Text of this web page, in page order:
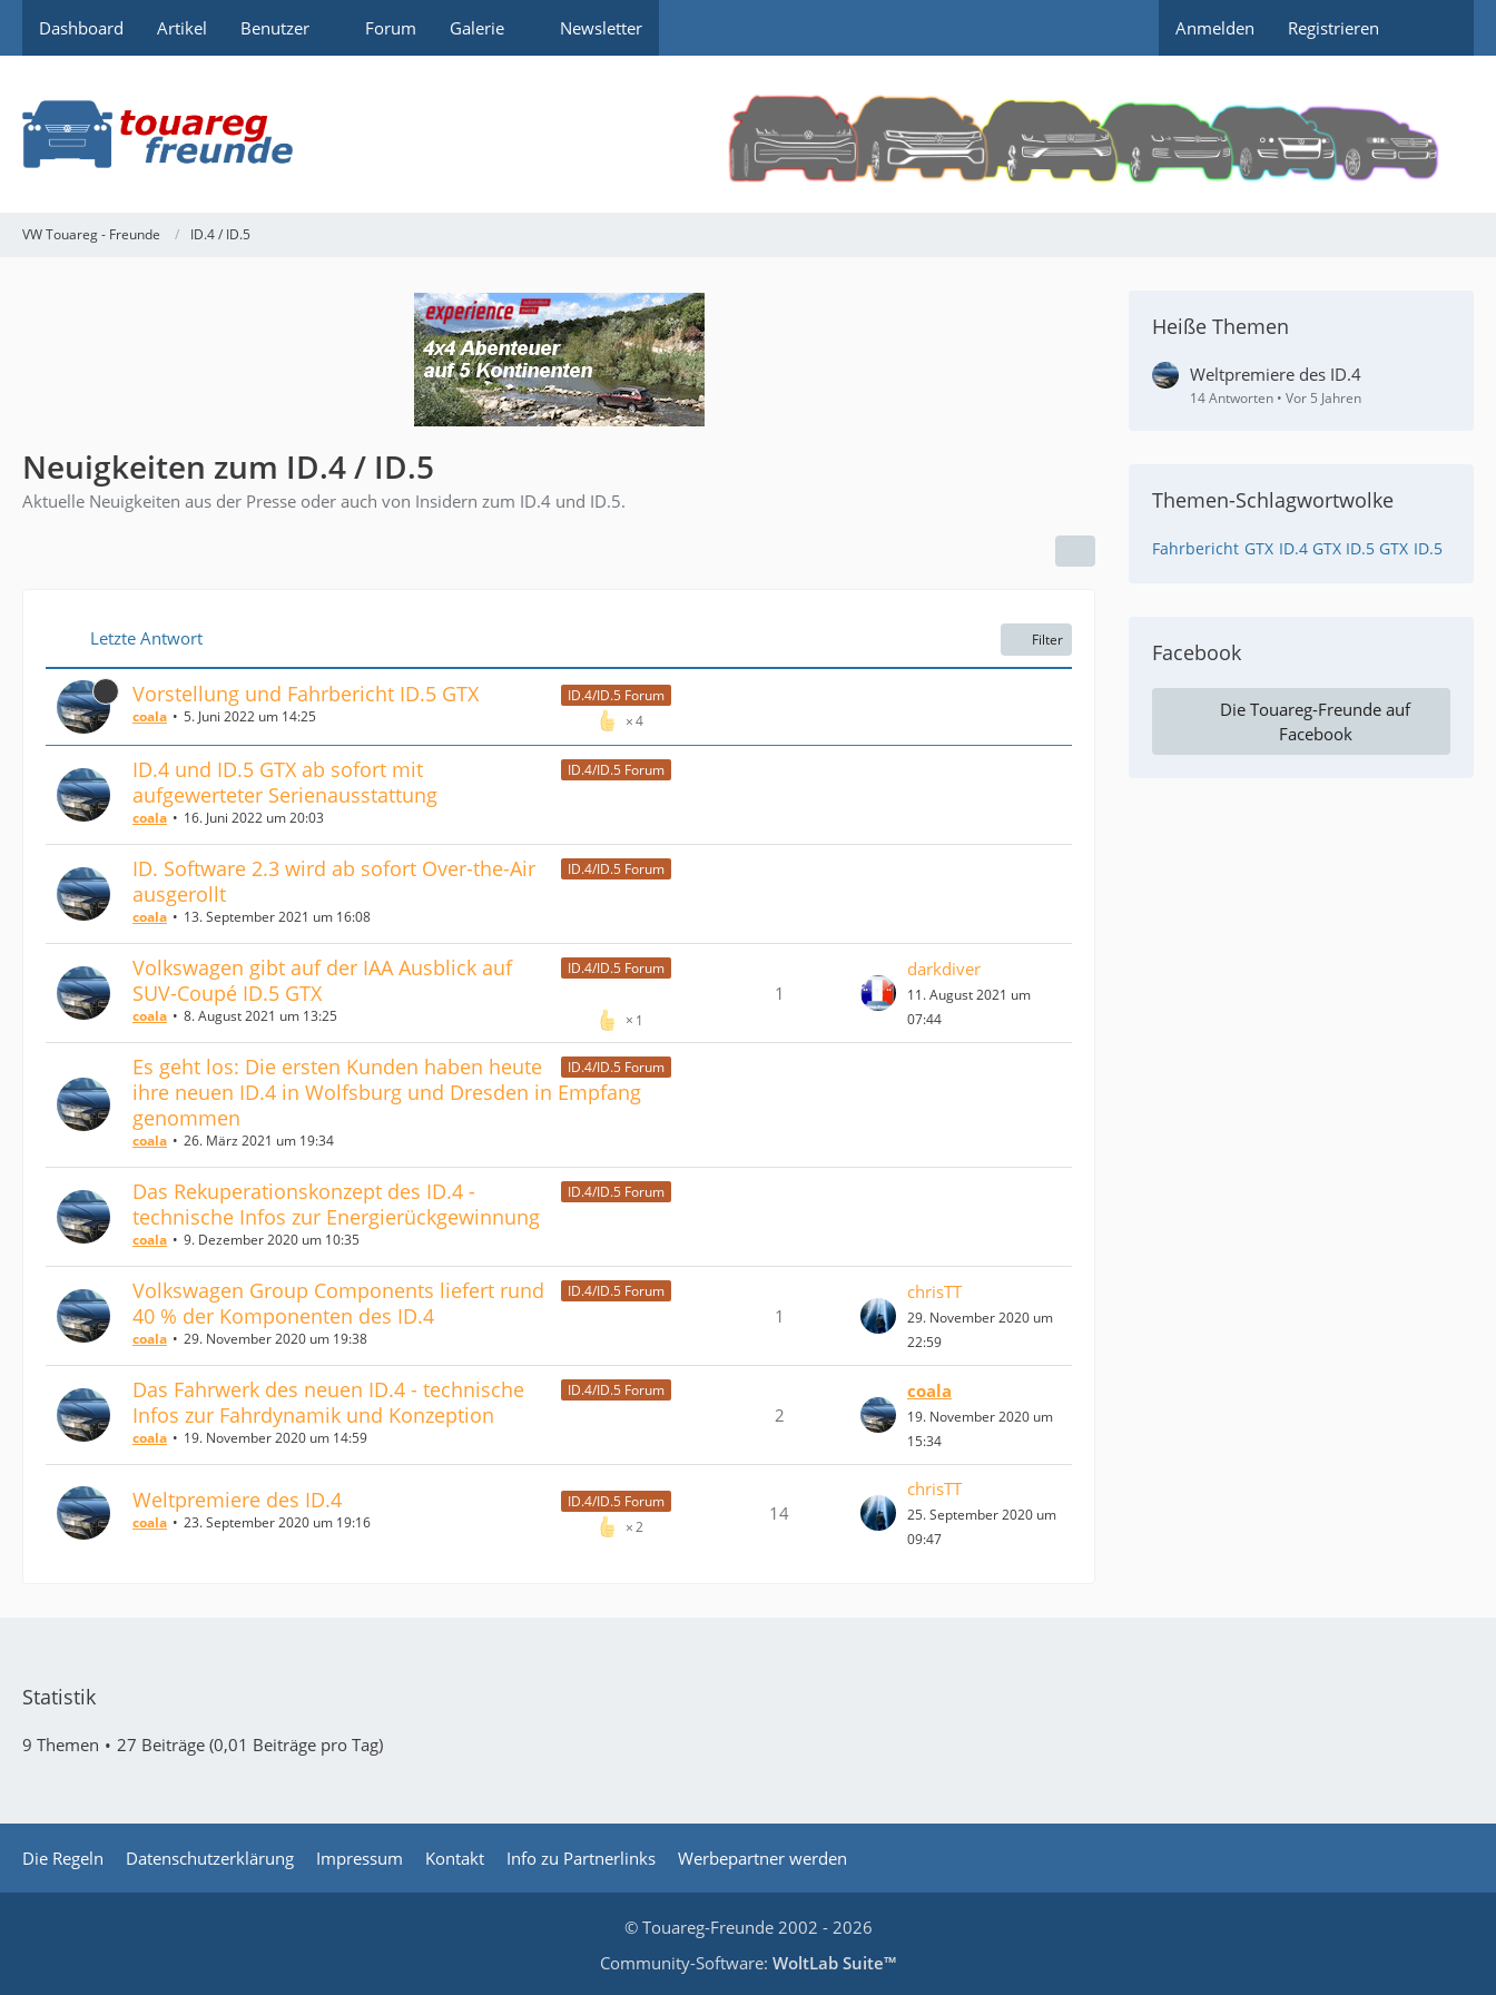
Dashboard Artikel Benutzer Forum Galerie Newsletter Anmelden Registrieren
VW Touareg - Freunde ID.4 / ID.5
Neuigkeiten zum ID.4 / ID.5
Aktuelle Neuigkeiten aus der Presse oder auch von Insidern zum ID.4 und ID.5.
Letzte Antwort Filter
ID.4/ID.5 Forum
Vorstellung und Fahrbericht ID.5 GTX
4
coala 5. Juni 2022 um 14:25
ID.4/ID.5 Forum
ID.4 und ID.5 GTX ab sofort mit
aufgewerteter Serienausstattung
coala 16. Juni 2022 um 20:03
ID.4/ID.5 Forum
ID. Software 2.3 wird ab sofort Over-the-Air
ausgerollt
coala 13. September 2021 um 16:08
ID.4/ID.5 Forum
Volkswagen gibt auf der IAA Ausblick auf
SUV-Coupé ID.5 GTX
1
coala 8. August 2021 um 13:25
1
darkdiver
11. August 2021 um
07:44
ID.4/ID.5 Forum
Es geht los: Die ersten Kunden haben heute
ihre neuen ID.4 in Wolfsburg und Dresden in Empfang
genommen
coala 26. März 2021 um 19:34
ID.4/ID.5 Forum
Das Rekuperationskonzept des ID.4 -
technische Infos zur Energierückgewinnung
coala 9. Dezember 2020 um 10:35
ID.4/ID.5 Forum
Volkswagen Group Components liefert rund
40 % der Komponenten des ID.4
coala 29. November 2020 um 19:38
1
chrisTT
29. November 2020 um
22:59
ID.4/ID.5 Forum
Das Fahrwerk des neuen ID.4 - technische
Infos zur Fahrdynamik und Konzeption
coala 19. November 2020 um 14:59
2
coala
19. November 2020 um
15:34
ID.4/ID.5 Forum
Weltpremiere des ID.4
2
coala 23. September 2020 um 19:16 14
chrisTT
25. September 2020 um
09:47
Heiße Themen
Weltpremiere des ID.4
14 Antworten Vor 5 Jahren
Themen-Schlagwortwolke
Fahrbericht GTX ID.4 GTX ID.5 GTX ID.5
Facebook
Die Touareg-Freunde auf
Facebook
Statistik
9 Themen 27 Beiträge (0,01 Beiträge pro Tag)
Die Regeln Datenschutzerklärung Impressum Kontakt Info zu Partnerlinks Werbepartner werden
© Touareg-Freunde 2002 - 2026
Community-Software: WoltLab Suite™